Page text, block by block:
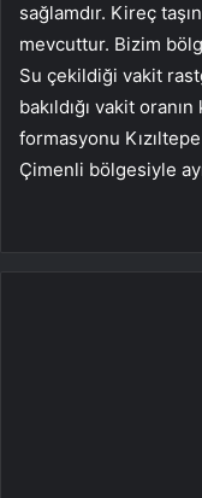
sağlamdır. Kireç
mevcuttur. Bizim
Su çekildiği vakit
bakıldığı vakit
formasyonu
Çimenli bölgesiyle